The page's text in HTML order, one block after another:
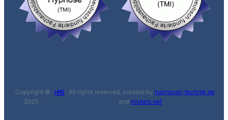
Copyright ©
2025 ·
H.P.B. · All rights reserved, created by hannover-technik.de
and mixters.net